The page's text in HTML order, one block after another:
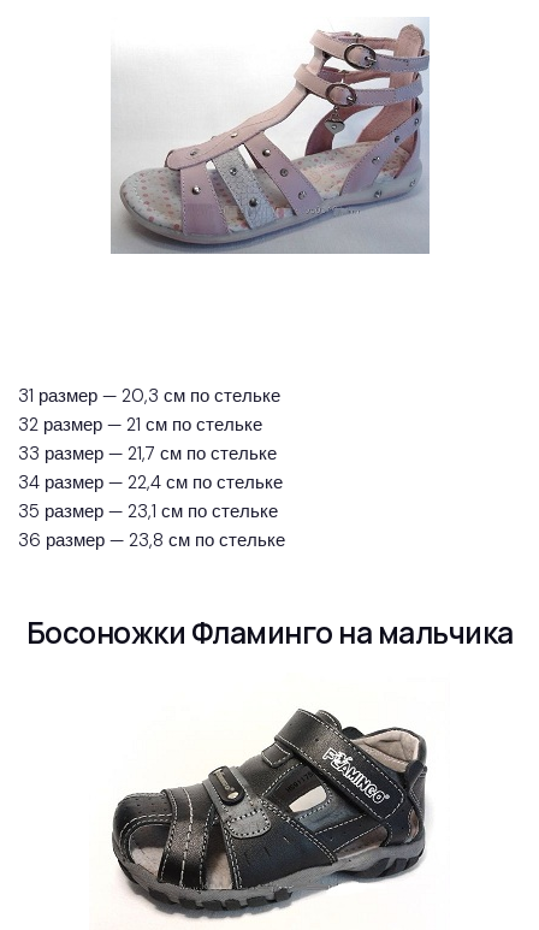
31 размер — 20,3 см по стельке
32 размер — 21 см по стельке
33 размер — 21,7 см по стельке
34 размер — 22,4 см по стельке
35 размер — 23,1 см по стельке
36 размер — 23,8 см по стельке
Босоножки Фламинго на мальчика